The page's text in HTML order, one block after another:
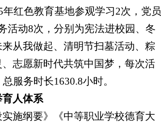
年红色教育基地参观学习2次，党员
活动8次，分别为宪法进校园、冬
从我做起、清明节扫墓活动、粽
志愿新时代共筑中国梦，每次活
服务时长1630.8小时。
育人体系
施纲要》《中等职业学校德育大